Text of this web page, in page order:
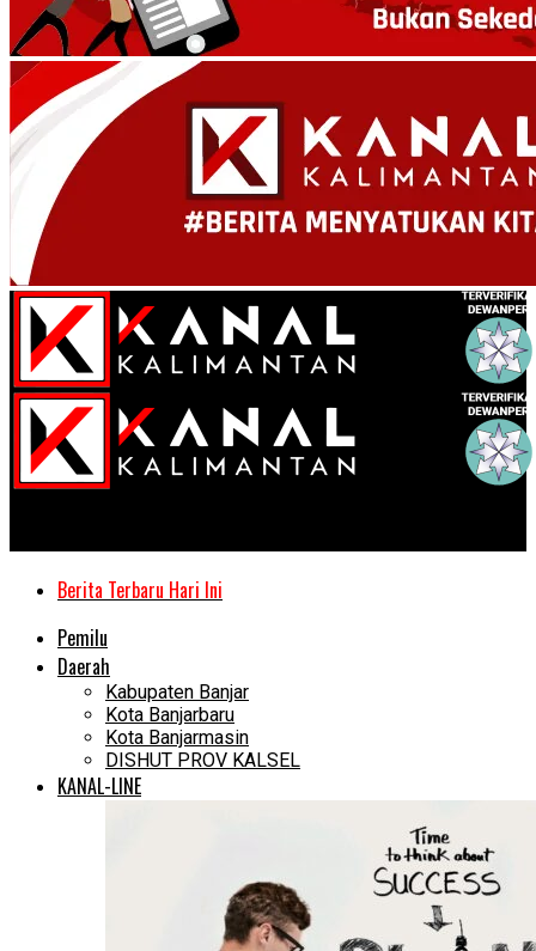
Berita Terbaru Hari Ini
Pemilu
Daerah
Kabupaten Banjar
Kota Banjarbaru
Kota Banjarmasin
DISHUT PROV KALSEL
KANAL-LINE